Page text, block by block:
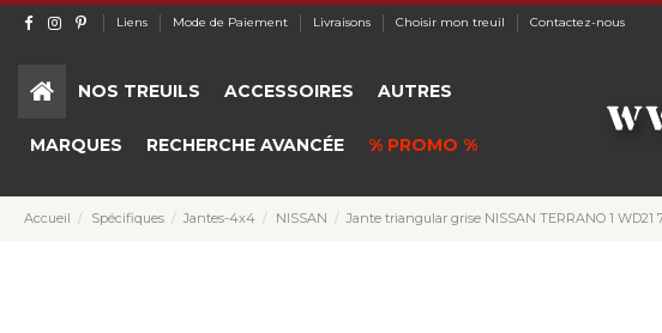
Liens Mode de Paiement Livraisons Choisir mon treuil Contactez-nous
NOS TREUILS ACCESSOIRES AUTRES
MARQUES RECHERCHE AVANCÉE % PROMO %
Accueil Spécifiques Jantes-4x4 NISSAN Jante triangular grise NISSAN TERRANO 1 WD21